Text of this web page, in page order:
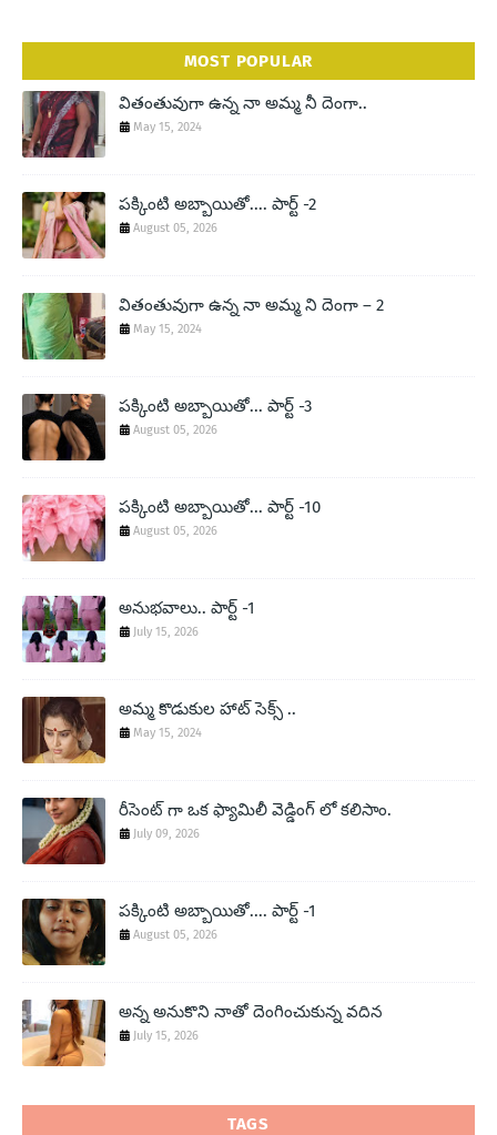
MOST POPULAR
వితంతువుగా ఉన్న నా అమ్మ నీ దెంగా..
May 15, 2024
పక్కింటి అబ్బాయితో.... పార్ట్ -2
August 05, 2026
వితంతువుగా ఉన్న నా అమ్మ ని దెంగా – 2
May 15, 2024
పక్కింటి అబ్బాయితో... పార్ట్ -3
August 05, 2026
పక్కింటి అబ్బాయితో... పార్ట్ -10
August 05, 2026
అనుభవాలు.. పార్ట్ -1
July 15, 2026
అమ్మ కొడుకుల హాట్ సెక్స్ ..
May 15, 2024
రీసెంట్ గా ఒక ఫ్యామిలీ వెడ్డింగ్ లో కలిసాం.
July 09, 2026
పక్కింటి అబ్బాయితో.... పార్ట్ -1
August 05, 2026
అన్న అనుకొని నాతో దెంగించుకున్న వదిన
July 15, 2026
TAGS